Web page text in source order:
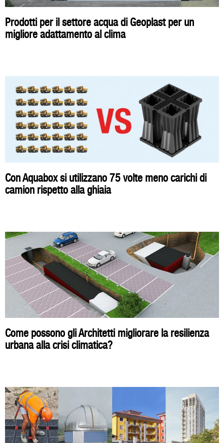
Prodotti per il settore acqua di Geoplast per un
migliore adattamento al clima
Con Aquabox si utilizzano 75 volte meno carichi di
camion rispetto alla ghiaia
Come possono gli Architetti migliorare la resilienza
urbana alla crisi climatica?